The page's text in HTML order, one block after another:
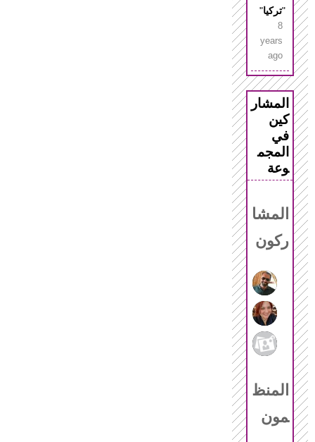
"تركيا"
8
years
ago
المشار
كين
في
المجم
وعة
المشا
ركون
المنظ
مون